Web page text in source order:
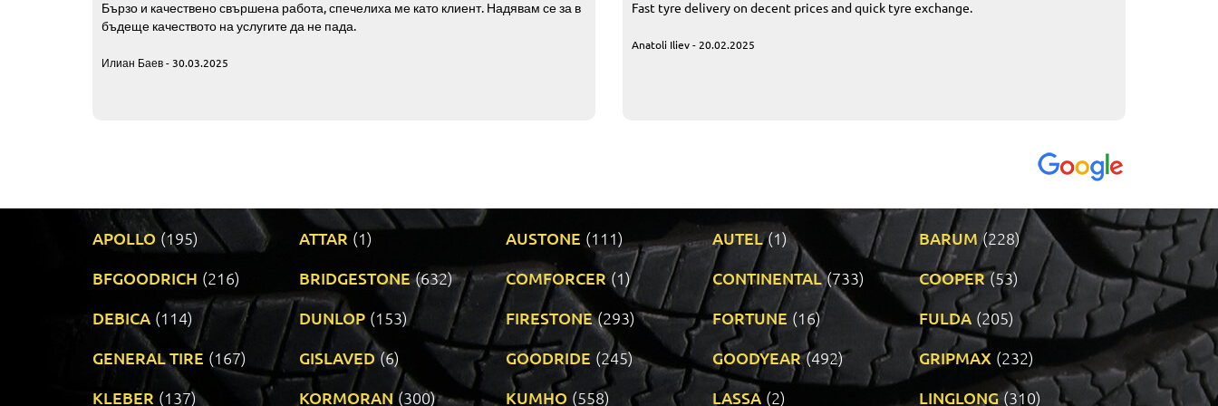
Бързо и качествено свършена работа, спечелиха ме като клиент. Надявам се за в
бъдеще качеството на услугите да не пада.
Илиан Баев - 30.03.2025
Fast tyre delivery on decent prices and quick tyre exchange.
Anatoli Iliev - 20.02.2025
APOLLO (195) ATTAR (1) AUSTONE (111) AUTEL (1) BARUM (228)
BFGOODRICH (216) BRIDGESTONE (632) COMFORCER (1) CONTINENTAL (733) COOPER (53)
DEBICA (114) DUNLOP (153) FIRESTONE (293) FORTUNE (16) FULDA (205)
GENERAL TIRE (167) GISLAVED (6) GOODRIDE (245) GOODYEAR (492) GRIPMAX (232)
KLEBER (137) KORMORAN (300) KUMHO (558) LASSA (2) LINGLONG (310)